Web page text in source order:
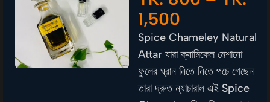
1,500
Spice Chameley Natural
Attar যারা ক্যামিকেল মেশানো
ফুলের ঘ্রান নিতে নিতে পচে গেছেন
তারা দ্রুত ন্যাচারাল এই Spice